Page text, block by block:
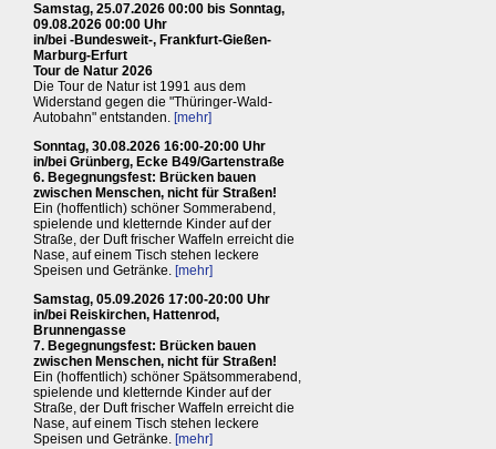
Samstag, 25.07.2026 00:00 bis Sonntag,
09.08.2026 00:00 Uhr
in/bei -Bundesweit-, Frankfurt-Gießen-
Marburg-Erfurt
Tour de Natur 2026
Die Tour de Natur ist 1991 aus dem
Widerstand gegen die "Thüringer-Wald-
Autobahn" entstanden. [mehr]
Sonntag, 30.08.2026 16:00-20:00 Uhr
in/bei Grünberg, Ecke B49/Gartenstraße
6. Begegnungsfest: Brücken bauen
zwischen Menschen, nicht für Straßen!
Ein (hoffentlich) schöner Sommerabend,
spielende und kletternde Kinder auf der
Straße, der Duft frischer Waffeln erreicht die
Nase, auf einem Tisch stehen leckere
Speisen und Getränke. [mehr]
Samstag, 05.09.2026 17:00-20:00 Uhr
in/bei Reiskirchen, Hattenrod,
Brunnengasse
7. Begegnungsfest: Brücken bauen
zwischen Menschen, nicht für Straßen!
Ein (hoffentlich) schöner Spätsommerabend,
spielende und kletternde Kinder auf der
Straße, der Duft frischer Waffeln erreicht die
Nase, auf einem Tisch stehen leckere
Speisen und Getränke. [mehr]